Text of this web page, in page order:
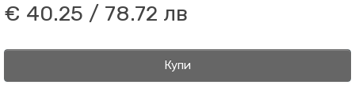
€ 40.25 / 78.72 лв
Купи